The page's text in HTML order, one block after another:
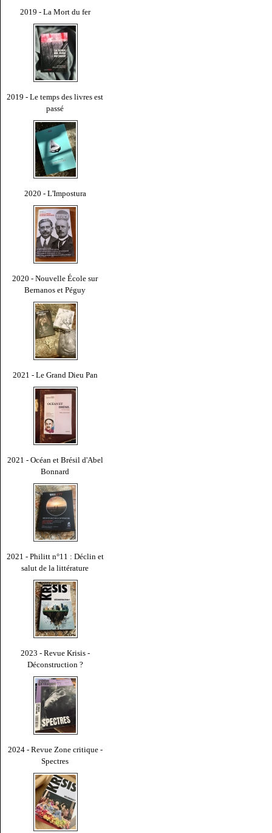
2019 - La Mort du fer
2019 - Le temps des livres est
passé
2020 - L'Impostura
2020 - Nouvelle École sur
Bernanos et Péguy
2021 - Le Grand Dieu Pan
2021 - Océan et Brésil d'Abel
Bonnard
2021 - Philitt n°11 : Déclin et
salut de la littérature
2023 - Revue Krisis -
Déconstruction ?
2024 - Revue Zone critique -
Spectres